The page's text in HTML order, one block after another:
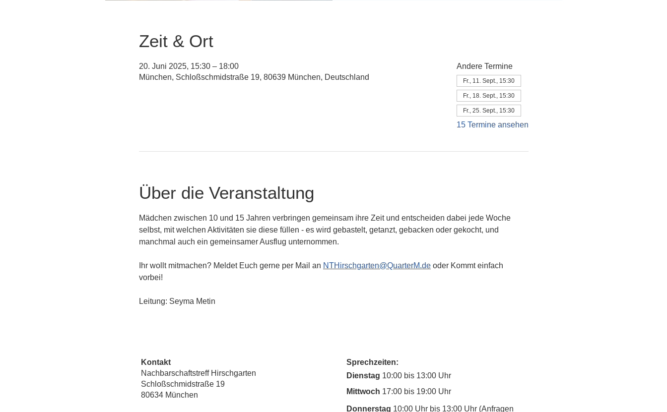
Zeit & Ort
20. Juni 2025, 15:30 – 18:00
München, Schloßschmidstraße 19, 80639 München, Deutschland
Andere Termine
Fr., 11. Sept., 15:30
Fr., 18. Sept., 15:30
Fr., 25. Sept., 15:30
15 Termine ansehen
Über die Veranstaltung
Mädchen zwischen 10 und 15 Jahren verbringen gemeinsam ihre Zeit und entscheiden dabei jede Woche
selbst, mit welchen Aktivitäten sie diese füllen - es wird gebastelt, getanzt, gebacken oder gekocht, und
manchmal auch ein gemeinsamer Ausflug unternommen.
Ihr wollt mitmachen? Meldet Euch gerne per Mail an NTHirschgarten@QuarterM.de oder Kommt einfach
vorbei!
Leitung: Seyma Metin
Kontakt
Nachbarschaftstreff Hirschgarten
Schloßschmidstraße 19
80634 München
Sprechzeiten:
Dienstag 10:00 bis 13:00 Uhr
Mittwoch 17:00 bis 19:00 Uhr
Donnerstag 10:00 Uhr bis 13:00 Uhr (Anfragen